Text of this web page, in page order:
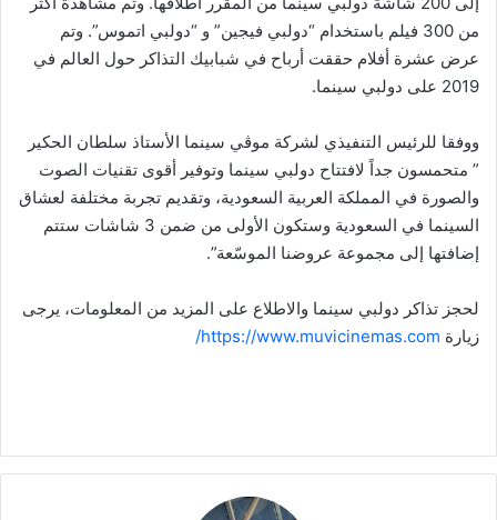
من 300 فيلم باستخدام “دولبي فيجين” و “دولبي اتموس”. وتم
عرض عشرة أفلام حققت أرباح في شبابيك التذاكر حول العالم في
2019 على دولبي سينما.
ووفقا للرئيس التنفيذي لشركة موڤي سينما الأستاذ سلطان الحكير
” متحمسون جداً لافتتاح دولبي سينما وتوفير أقوى تقنيات الصوت
والصورة في المملكة العربية السعودية، وتقديم تجربة مختلفة لعشاق
السينما في السعودية وستكون الأولى من ضمن 3 شاشات ستتم
إضافتها إلى مجموعة عروضنا الموسّعة”.
لحجز تذاكر دولبي سينما والاطلاع على المزيد من المعلومات، يرجى
زيارة https://www.muvicinemas.com/